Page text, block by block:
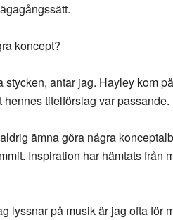
koncept?
stycken, antar jag. Hayley kom
hennes titelförslag var passande.
ämna göra några
Inspiration har hämtats från
lyssnar på musik är jag ofta för